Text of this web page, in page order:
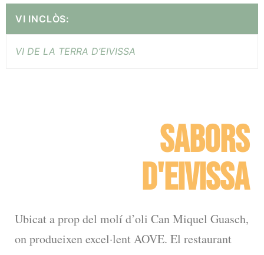
VI INCLÒS:
VI DE LA TERRA D’EIVISSA
SABORS
D'EIVISSA
Ubicat a prop del molí d’oli Can Miquel Guasch,
on produeixen excel·lent AOVE. El restaurant